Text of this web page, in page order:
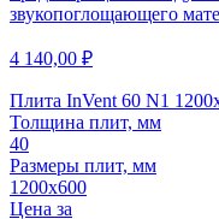
4 140,00 ₽
Плита InVent 60 N1
Толщина плит, мм
40
Размеры плит, мм
1200х600
Цена за